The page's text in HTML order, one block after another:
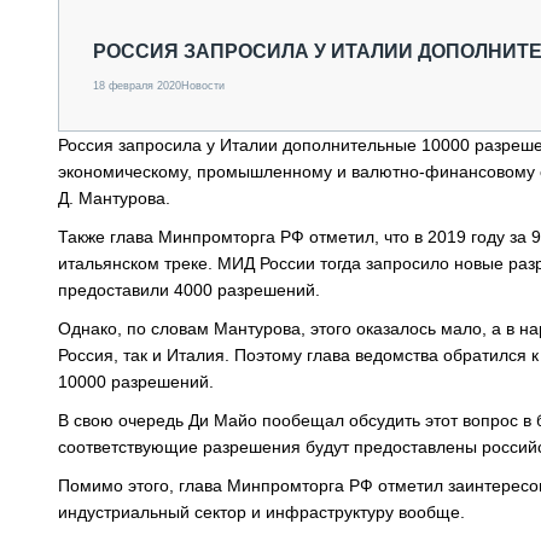
ГРУЗОПЕРЕВОЗКИ
ИСПЫТАТЕЛИ
ТЕХНОЛОГИИ
ДОРОЖНАЯ ИНДУСТРИЯ
РОССИЯ ЗАПРОСИЛА У ИТАЛИИ
18 февраля 2020Новости
Россия запросила у Италии дополнительные 10000
экономическому, промышленному и валютно-финансовому
Д. Мантурова.
Также глава Минпромторга РФ отметил, что в 2019 году за
итальянском треке. МИД России тогда запросило новые
предоставили 4000 разрешений.
Однако, по словам Мантурова, этого оказалось мало, а в
Россия, так и Италия. Поэтому глава ведомства
10000 разрешений.
В свою очередь Ди Майо пообещал обсудить этот вопрос в
соответствующие разрешения будут предоставлены
Помимо этого, глава Минпромторга РФ отметил
индустриальный сектор и инфраструктуру вообще.